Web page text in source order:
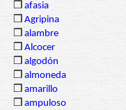
❒ afasia
❒ Agripina
❒ alambre
❒ Alcocer
❒ algodón
❒ almoneda
❒ amarillo
❒ ampuloso